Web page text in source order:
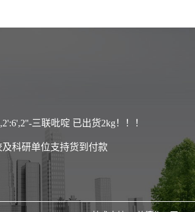
三联吡啶 已出货2kg！！！
科研单位支持货到付款